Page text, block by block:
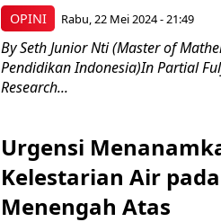
OPINI Rabu, 22 Mei 2024 - 21:49
By Seth Junior Nti (Master of
Pendidikan Indonesia)In Partial
Research...
Urgensi
Kelestarian Air
Menengah Atas